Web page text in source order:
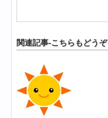
関連記事-こちらもどうぞ